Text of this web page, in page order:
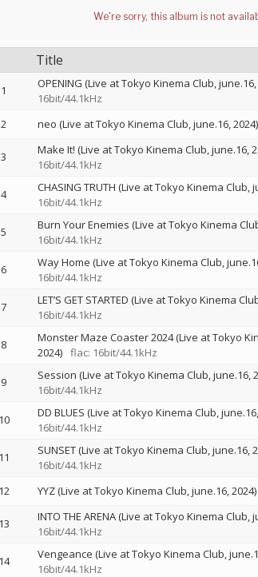
Title
1 OPENING (Live at Tokyo Kinema Club, june.16,
16bit/44.1kHz
2 neo (Live at Tokyo Kinema Club, june.16, 2024)
3 Make It! (Live at Tokyo Kinema Club, june.16,
16bit/44.1kHz
4 CHASING TRUTH (Live at Tokyo Kinema Club,
16bit/44.1kHz
5 Burn Your Enemies (Live at Tokyo Kinema
16bit/44.1kHz
6 Way Home (Live at Tokyo Kinema Club,
16bit/44.1kHz
7 LET’S GET STARTED (Live at Tokyo Kinema
16bit/44.1kHz
8
Monster Maze Coaster 2024 (Live at Tokyo
2024) flac: 16bit/44.1kHz
9 Session (Live at Tokyo Kinema Club, june.16,
16bit/44.1kHz
10 DD BLUES (Live at Tokyo Kinema Club,
16bit/44.1kHz
11 SUNSET (Live at Tokyo Kinema Club, june.16,
16bit/44.1kHz
12 YYZ (Live at Tokyo Kinema Club, june.16, 2024)
13 INTO THE ARENA (Live at Tokyo Kinema Club,
16bit/44.1kHz
14 Vengeance (Live at Tokyo Kinema Club,
16bit/44.1kHz